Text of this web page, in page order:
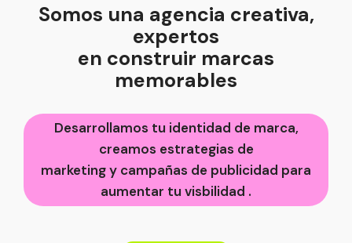
Somos una agencia creativa,
expertos
en construir marcas
memorables
Desarrollamos tu identidad de marca,
creamos estrategias de
marketing y campañas de publicidad para
aumentar tu visbilidad .